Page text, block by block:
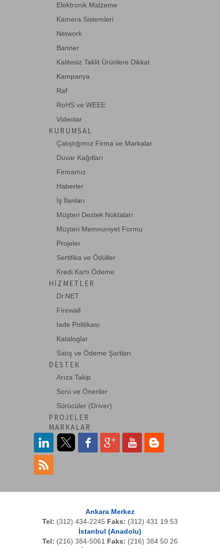
ednet
EETools
Formrack
Fujitsu
Haikon
HIKVISION
Huawei
Intracom
Legrand
Leviton
Lindy
Mean Well
Mustech
Netgear
Planet
QuWireless
RansNet
roline
Schneider
Schukat
Sharp
Systimax
Techwin
Teltonika
Tradenet
Tumtec
Elektronik Malzeme
Kamera Sistemleri
Network
Banner
Kalitesiz Taklit Ürünlere Dikkat
Kampanya
Raf
RoHS ve WEEE
Videolar
KURUMSAL
Çalıştığımız Firma ve Markalar
Duvar Kağıtları
Firmamız
Haberler
İş İlanları
Müşteri Destek Noktaları
Müşteri Memnuniyet Formu
Projeler
Sertifika ve Ödüller
Kredi Kartı Ödeme
HIZMETLER
Dr.NET
Firewall
İade Politikası
Kataloglar
Satış ve Ödeme Şartları
DESTEK
Arıza Takip
Soru ve Öneriler
Sürücüler (Driver)
PROJELER
MARKALAR
Ankara Merkez
Tel: (312) 434-2245 Faks: (312) 431 19 53
İstanbul (Anadolu)
Tel: (216) 384-5061 Faks: (216) 384 50 26